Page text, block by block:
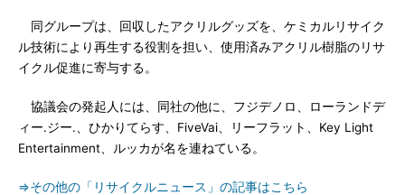
同グループは、回収したアクリルグッズを、ケミカルリサイク
ル技術により再生する役割を担い、使用済みアクリル樹脂のリサ
イクル促進に寄与する。
協議会の発起人には、同社の他に、フジデノロ、ローランドデ
ィー.ジー.、ひかりてらす、FiveVai、リーフラット、Key Light
Entertainment、ルッカが名を連ねている。
⇒その他の「リサイクルニュース」の記事はこちら